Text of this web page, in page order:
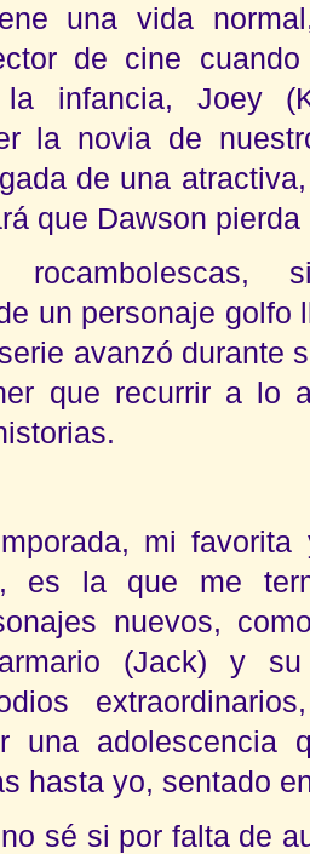
una vida
de cine
infancia, Joey
la novia de
de una
que Dawson
rocambolescas,
un personaje golfo
avanzó durante
que recurrir a lo
mi
es la que me
nuevos,
(Jack) y su
una adolescencia
hasta yo, sentado
sé si por falta de